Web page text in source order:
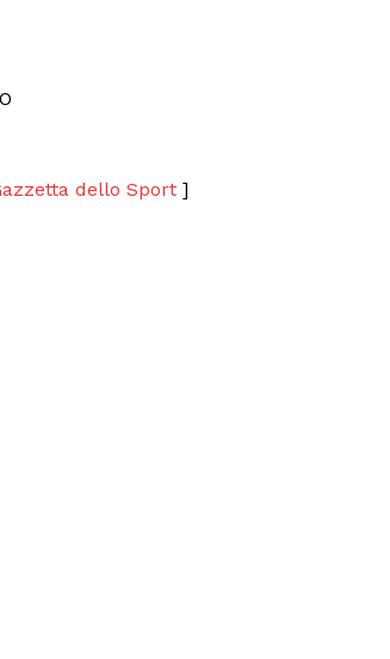
dello Sport ]